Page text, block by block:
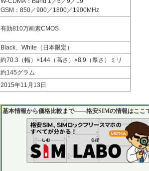
GSM：850／900／1800／1900MHz
有効810万画素CMOS
Black、White（日本限定）
約70.3（幅）×144（高さ）×8.9（厚さ）ミリ
約145グラム
2015年11月13日
基本情報から価格比較まで――格安SIMの情報はここ